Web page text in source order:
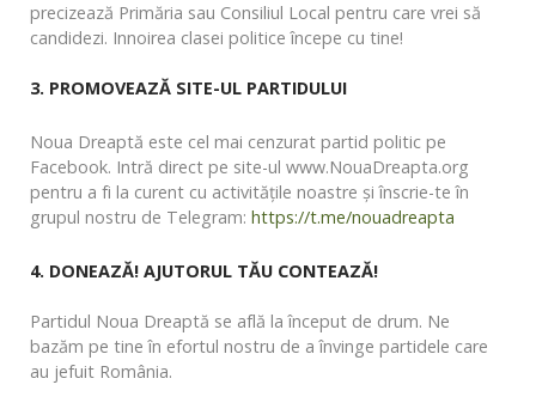
precizează Primăria sau Consiliul Local pentru care vrei să
candidezi. Innoirea clasei politice începe cu tine!
3. PROMOVEAZĂ SITE-UL PARTIDULUI
Noua Dreaptă este cel mai cenzurat partid politic pe
Facebook. Intră direct pe site-ul www.NouaDreapta.org
pentru a fi la curent cu activitățile noastre și înscrie-te în
grupul nostru de Telegram: https://t.me/nouadreapta
4. DONEAZĂ! AJUTORUL TĂU CONTEAZĂ!
Partidul Noua Dreaptă se află la început de drum. Ne
bazăm pe tine în efortul nostru de a învinge partidele care
au jefuit România.